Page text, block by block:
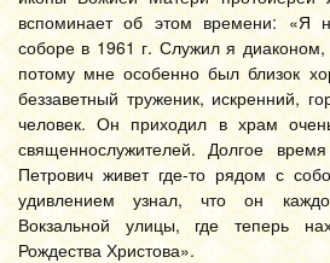
вспоминает об этом времени: «Я
соборе в 1961 г. Служил я
потому мне особенно был близок
беззаветный труженик, искренний,
человек. Он приходил в храм
священнослужителей. Долгое
Петрович живет где-то рядом с
удивлением узнал, что он
Вокзальной улицы, где теперь
Рождества Христова».